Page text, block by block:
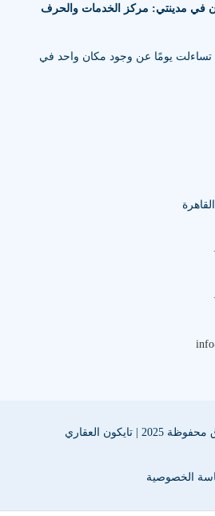
في مدينتي: مركز الخدمات والحرف
يومًا عن وجود مكان واحد في
تايكون العقاري
الخصوصية